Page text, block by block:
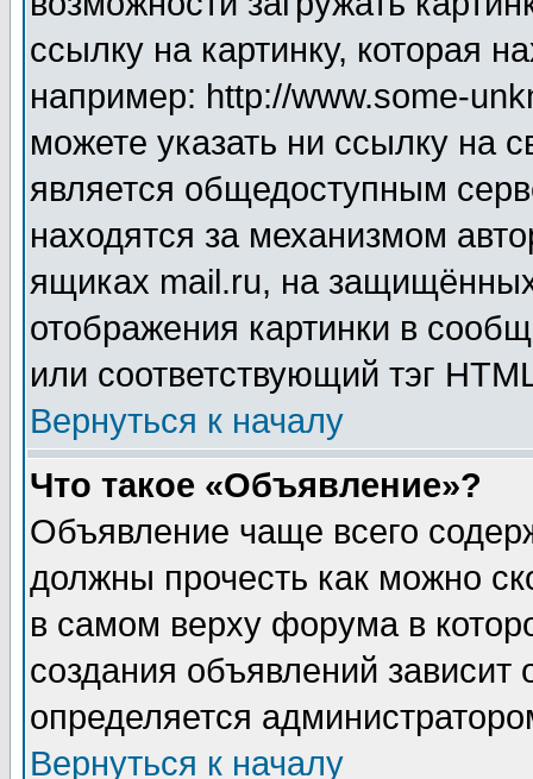
ссылку на картинку, которая
например: http://www.some-
можете указать ни ссылку на
является общедоступным
находятся за механизмом
ящиках mail.ru, на
отображения картинки в
или соответствующий тэг
Вернуться к началу
Что такое «Объявление»?
Объявление чаще всего
должны прочесть как можно
в самом верху форума в
создания объявлений зависит
определяется
Вернуться к началу